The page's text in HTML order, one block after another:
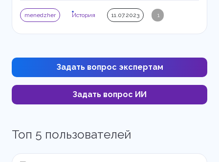
Задать вопрос экспертам
Задать вопрос ИИ
Топ 5 пользователей
menedzher История 11.07.2023 1